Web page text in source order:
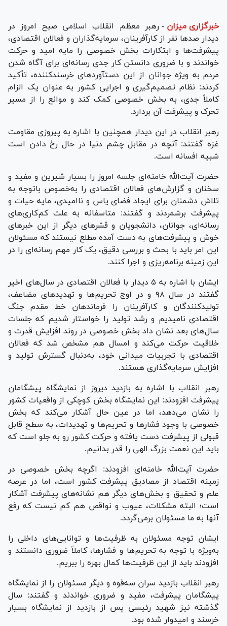
خبرگزاری میزان - رهبر معظم انقلاب اسلامی صبح امروز در
دیدار صد‌ها نفر از کارآفرینان، سرمایه‌گذاران و فعالان اقتصادی،
پیشرفت‌ها و ابتکارات بخش خصوصی را مایه امید و حرکت
خواندند و با ضروری دانستن کار جدی رسانه‌ای برای آگاه شدن
مردم به ویژه جوانان از این دستآورد‎های خرسندکننده، تأکید
کردند: نظام تصمیم‌گیری و اجرایی کشور به عنوان یک الزام
کاملاً جدی، به بخش خصوصی کمک کند و موانع را از مسیر
تحرک و پیشرفت آن بردارد.
رهبر انقلاب در این دیدار همچنین با اشاره به پیروزی مقاومت
غزه گفتند: آنچه در مقابل چشم دنیا در حال رخ دادن است
شبیه افسانه است.
حضرت آیت‌الله خامنه‌ای جلسه امروز را بسیار شیرین و مفید و
سخنان و گزارش‌های فعالان اقتصادی را به‌خصوص باتوجه به
تلاش دشمنان برای ایجاد فضای یاس و ناامیدی، مایه حیات و
پیشرفت برشمردند و گفتند: متاسفانه به علت کم‌کاری‌های
رسانه‌ای، جوانان، دانشجویان و قشر‌های دیگر از این خبر‌های
خوش و پیشرفت‌های به دست آمده مطلع نیستند که مسئولان
این امر باید با بحث و بررسی دقیق، یک کار مهم رسانه‌ای را در
این زمینه برنامه‌ریزی و اجرا کنند.
ایشان با اشاره به ۵ دیدار با فعالان اقتصادی در سال‌های اخیر
گفتند در سال ۹۸ و در اوج تحریم‌ها و تهدید‌های مضاعف،
تولیدکنندگان و کارآفرینان را فرماندهان خط مقدم جنگ
اقتصادی نامیدیم و رشد تولید را خواستار شدیم که جلسات
سال‌های بعد نشان داد بخش خصوصی در روند افزایش قدرت و
خلاقیت حرکت می‌کند و امسال هم مشخص شد که فعالان
اقتصادی با تجربیات میدانی خود، به‌دنبال گسترش تولید و
افزایش سرمایه‌گذاری هستند.
رهبر انقلاب با اشاره به بازدید دیروز از نمایشگاه پیشگامان
پیشرفت افزودند: این نمایشگاه بخش کوچکی از واقعیات کشور
را نشان می‌دهد، اما در عین حال آشکار می‌کند که بخش
خصوصی با وجود فشار‌ها و تحریم‌ها و تهدیدات، به سطح قابل
قبولی از پیشرفت دست یافته و حرکت کشور رو به جلو است که
باید این نعمت بزرگ الهی را قدر بدانیم.
حضرت آیت‌الله خامنه‌ای افزودند: اگرچه بخش خصوصی در
زمینه اقتصاد از مصادیق پیشرفت کشور است، اما در عرصه
علم و تحقیق و بخش‌های دیگر هم نشانه‌های پیشرفت آشکار
است؛ البته مشکلات، عیوب و نواقص هم کم نیست که رفع
آنها به ما مسئولان برمی‌گردد.
ایشان توجه مسئولان به ظرفیت‌ها و توانایی‌های داخلی را
به‌ویژه با توجه به تحریم‌ها و فشارها، کاملاً ضروری دانستند و
افزودند باید از این ظرفیت‌ها کمال بهره را ببریم.
رهبر انقلاب بازدید سران سه‌قوه و دیگر مسئولان را از نمایشگاه
پیشگامان پیشرفت، مفید و ضروری خواندند و گفتند: سال
گذشته نیز شهید رئیسی پس از بازدید از نمایشگاه بسیار
خرسند و امیدوار شده بود.